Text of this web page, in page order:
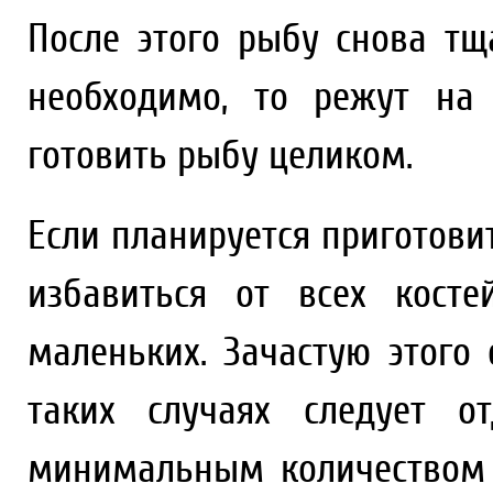
После этого рыбу снова
необходимо, то режут на
готовить рыбу целиком.
Если планируется
избавиться от всех
маленьких. Зачастую
таких случаях следует
минимальным